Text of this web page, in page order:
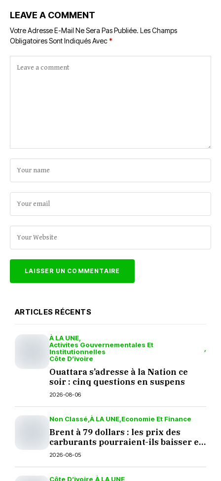
LEAVE A COMMENT
Votre Adresse E-Mail Ne Sera Pas Publiée. Les Champs
Obligatoires Sont Indiqués Avec*
ARTICLES RÉCENTS
À LA UNE
Activites Gouvernementales Et
Institutionnelles
Côte D’ivoire
Ouattara s’adresse à la Nation ce
soir : cinq questions en suspens
2026-08-06
Non Classé À LA UNE Economie Et Finance
Brent à 79 dollars : les prix des
carburants pourraient-ils baisser en
septembre ?
2026-08-05
Côte D’ivoire À LA UNE